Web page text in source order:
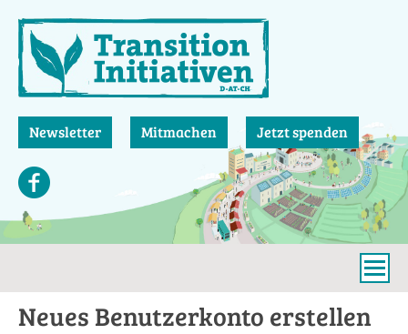
zum
Inhalt
Newsletter Mitmachen Jetzt spenden
Neues Benutzerkonto erstellen